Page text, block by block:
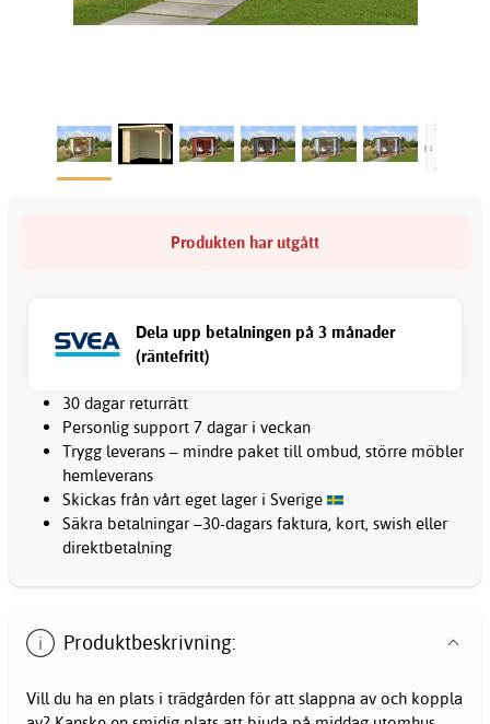
Produkten har utgått
Dela upp betalningen på 3 månader
(räntefritt)
30 dagar returrätt
Personlig support 7 dagar i veckan
Trygg leverans – mindre paket till ombud, större möbler
hemleverans
Skickas från vårt eget lager i Sverige
Säkra betalningar –30-dagars faktura, kort, swish eller
direktbetalning
Produktbeskrivning:
Vill du ha en plats i trädgården för att slappna av och koppla